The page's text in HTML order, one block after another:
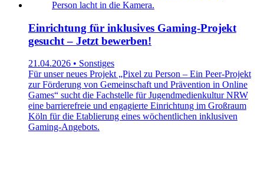
Einrichtung für inklusives Gaming-Projekt
gesucht – Jetzt bewerben!
21.04.2026 • Sonstiges
Für unser neues Projekt „Pixel zu Person – Ein Peer-Projekt
zur Förderung von Gemeinschaft und Prävention in Online
Games“ sucht die Fachstelle für Jugendmedienkultur NRW
eine barrierefreie und engagierte Einrichtung im Großraum
Köln für die Etablierung eines wöchentlichen inklusiven
Gaming-Angebots.